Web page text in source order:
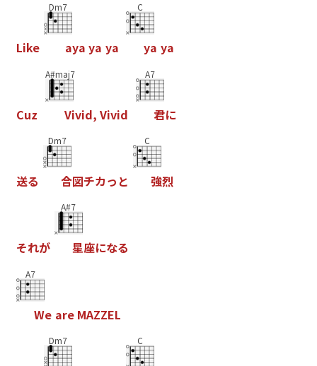
Like
Dm7
aya ya ya
C
ya ya
Cuz
A#maj7
Vivid, Vivid
A7
君に
送る
Dm7
合図チカっ と
C
強烈
それが
A#7
星座になる
A7
We are MAZZEL
Dm7 C